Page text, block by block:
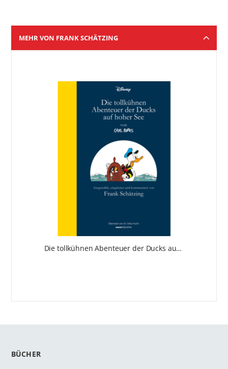
MEHR VON FRANK SCHÄTZING
Die tollkühnen Abenteuer der Ducks auf hoher See - Vorzugsausgabe
BÜCHER